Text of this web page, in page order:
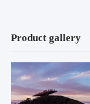
Product gallery